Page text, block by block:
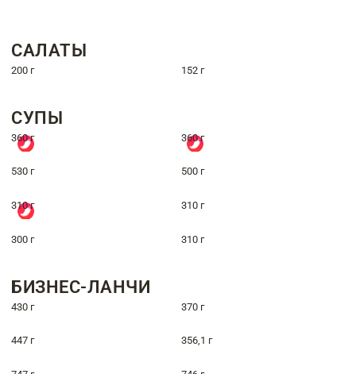
САЛАТЫ
200 г 152 г
СУПЫ
360 г 360 г
530 г 500 г
310 г 310 г
300 г 310 г
БИЗНЕС-ЛАНЧИ
430 г 370 г
447 г 356,1 г